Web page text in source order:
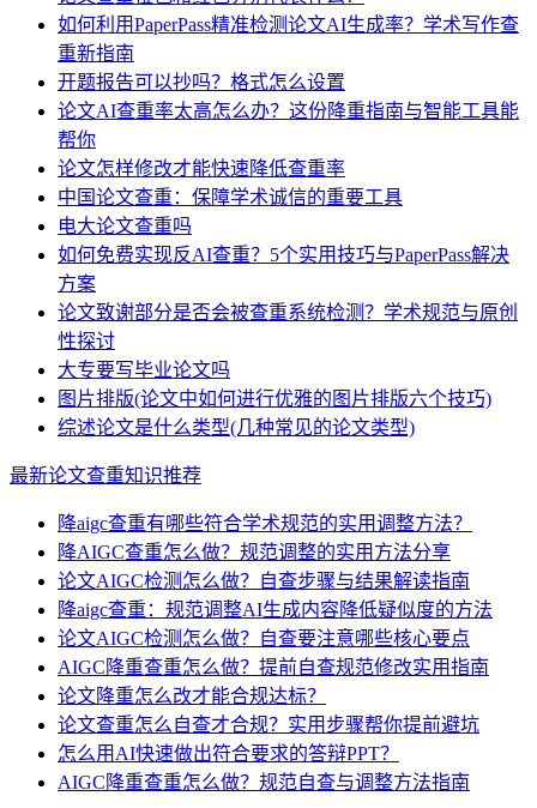
如何利用PaperPass精准检测论文AI生成率？学术写作查
重新指南
开题报告可以抄吗？格式怎么设置
论文AI查重率太高怎么办？这份降重指南与智能工具能
帮你
论文怎样修改才能快速降低查重率
中国论文查重：保障学术诚信的重要工具
电大论文查重吗
如何免费实现反AI查重？5个实用技巧与PaperPass解决
方案
论文致谢部分是否会被查重系统检测？学术规范与原创
性探讨
大专要写毕业论文吗
图片排版(论文中如何进行优雅的图片排版六个技巧)
综述论文是什么类型(几种常见的论文类型)
最新论文查重知识推荐
降aigc查重有哪些符合学术规范的实用调整方法？
降AIGC查重怎么做？规范调整的实用方法分享
论文AIGC检测怎么做？自查步骤与结果解读指南
降aigc查重：规范调整AI生成内容降低疑似度的方法
论文AIGC检测怎么做？自查要注意哪些核心要点
AIGC降重查重怎么做？提前自查规范修改实用指南
论文降重怎么改才能合规达标？
论文查重怎么自查才合规？实用步骤帮你提前避坑
怎么用AI快速做出符合要求的答辩PPT？
AIGC降重查重怎么做？规范自查与调整方法指南